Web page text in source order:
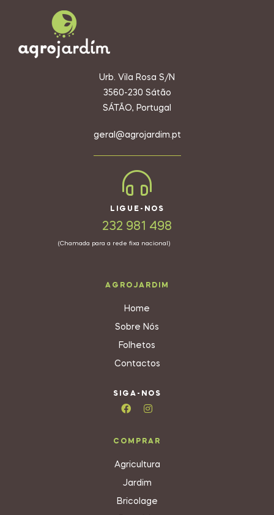
Urb. Vila Rosa S/N
3560-230 Sátão
SÁTÃO, Portugal
geral@agrojardim.pt
LIGUE-NOS
232 981 498
(Chamada para a rede fixa nacional)
AGROJARDIM
Home
Sobre Nós
Folhetos
Contactos
SIGA-NOS
COMPRAR
Agricultura
Jardim
Bricolage